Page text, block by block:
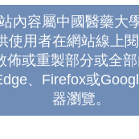
內容屬中國醫藥大
使用者在網站線上
佈或重製部分或全
、Firefox或
器瀏覽。